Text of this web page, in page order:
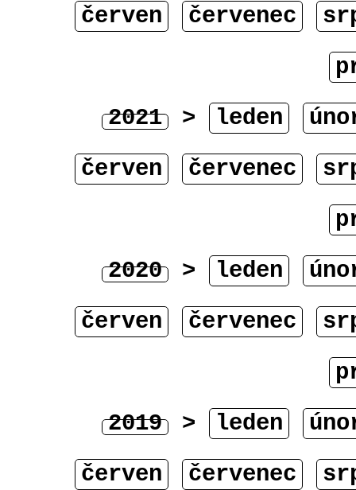
červen
červenec
2021 > leden
červen
červenec
2020 > leden
červen
červenec
2019 > leden
červen
červenec